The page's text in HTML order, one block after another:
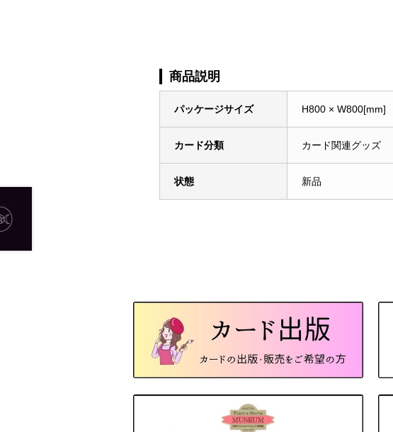
商品説明
パッケージサイズ H800 × W800[mm]
カード分類 カード関連グッズ
状態 新品